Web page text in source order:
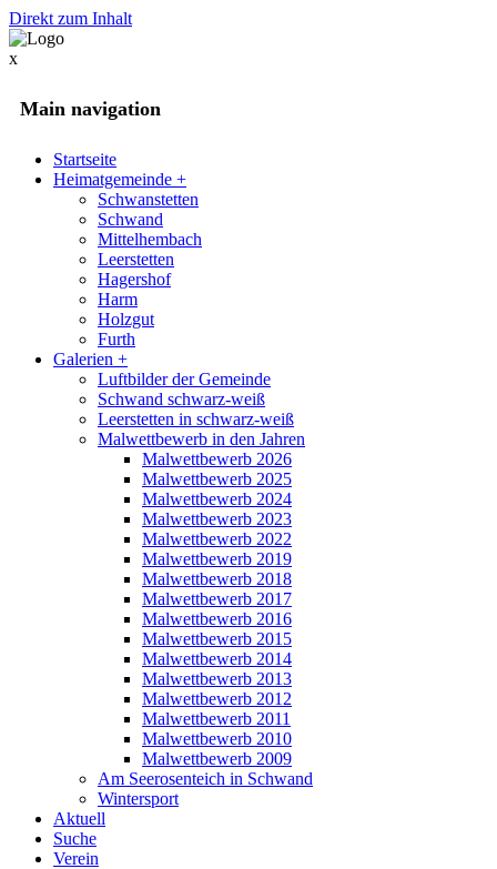
Direkt zum Inhalt
x
Main navigation
Startseite
Heimatgemeinde +
Schwanstetten
Schwand
Mittelhembach
Leerstetten
Hagershof
Harm
Holzgut
Furth
Galerien +
Luftbilder der Gemeinde
Schwand schwarz-weiß
Leerstetten in schwarz-weiß
Malwettbewerb in den Jahren
Malwettbewerb 2026
Malwettbewerb 2025
Malwettbewerb 2024
Malwettbewerb 2023
Malwettbewerb 2022
Malwettbewerb 2019
Malwettbewerb 2018
Malwettbewerb 2017
Malwettbewerb 2016
Malwettbewerb 2015
Malwettbewerb 2014
Malwettbewerb 2013
Malwettbewerb 2012
Malwettbewerb 2011
Malwettbewerb 2010
Malwettbewerb 2009
Am Seerosenteich in Schwand
Wintersport
Aktuell
Suche
Verein